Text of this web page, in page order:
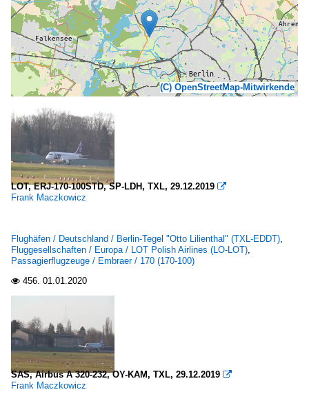
(C) OpenStreetMap-Mitwirkende
LOT, ERJ-170-100STD, SP-LDH, TXL, 29.12.2019 
Frank Maczkowicz
Flughäfen / Deutschland / Berlin-Tegel "Otto Lilienthal" (TXL-EDDT),
Fluggesellschaften / Europa / LOT Polish Airlines (LO-LOT),
Passagierflugzeuge / Embraer / 170 (170-100)
 456. 01.01.2020
SAS, Airbus A 320-232, OY-KAM, TXL, 29.12.2019 
Frank Maczkowicz